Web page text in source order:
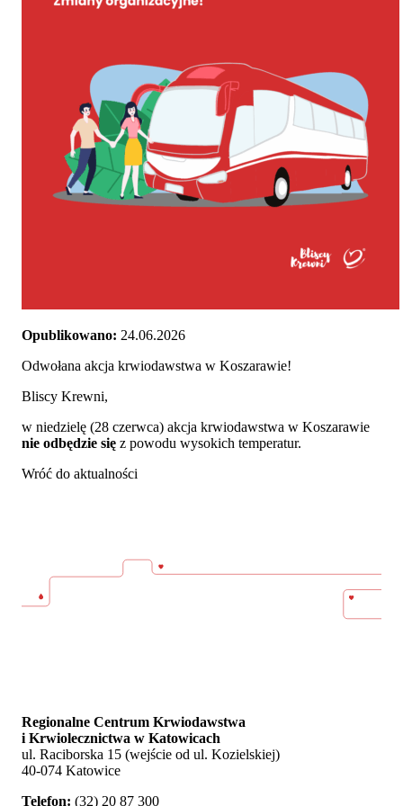
Opublikowano: 24.06.2026
Odwołana akcja krwiodawstwa w Koszarawie!
Bliscy Krewni,
w niedzielę (28 czerwca) akcja krwiodawstwa w Koszarawie
nie odbędzie się z powodu wysokich temperatur.
Wróć do aktualności
Regionalne Centrum Krwiodawstwa
i Krwiolecznictwa w Katowicach
ul. Raciborska 15 (wejście od ul. Kozielskiej)
40-074 Katowice
Telefon: (32) 20 87 300